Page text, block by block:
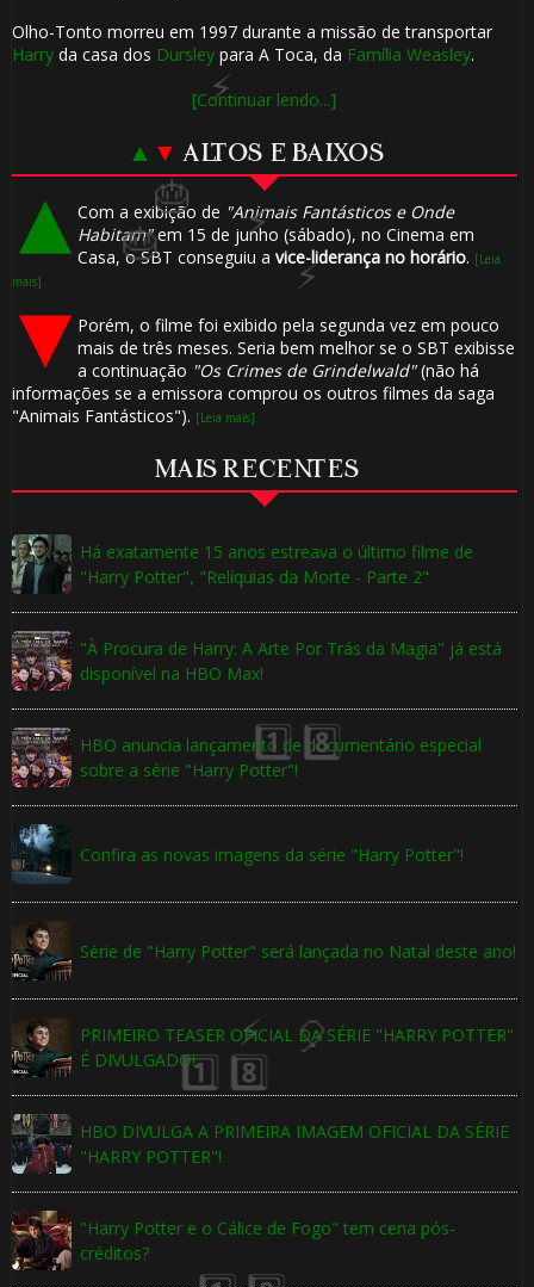
Olho-Tonto morreu em 1997 durante a missão de transportar
Harryda casa dos Dursleypara A Toca, da Família Weasley.
[Continuar lendo...]
▲ ▼ ALTOS E BAIXOS
Com a exibição de "Animais Fantásticos e Onde
Habitam"em 15 de junho (sábado), no Cinema em
Casa, o SBT conseguiu a vice-liderança no horário. [Leia
mais]
Porém, o filme foi exibido pela segunda vez em pouco
mais de três meses. Seria bem melhor se o SBT exibisse
a continuação "Os Crimes de Grindelwald"(não há
informações se a emissora comprou os outros filmes da saga
"Animais Fantásticos"). [Leia mais]
MAIS RECENTES
Há exatamente 15 anos estreava o último filme de
"Harry Potter", "Relíquias da Morte - Parte 2"
"À Procura de Harry: A Arte Por Trás da Magia" já está
disponível na HBO Max!
HBO anuncia lançamento de documentário especial
sobre a série "Harry Potter"!
Confira as novas imagens da série "Harry Potter"!
Série de "Harry Potter" será lançada no Natal deste ano!
PRIMEIRO TEASER OFICIAL DA SÉRIE "HARRY POTTER"
É DIVULGADO!
HBO DIVULGA A PRIMEIRA IMAGEM OFICIAL DA SÉRIE
"HARRY POTTER"!
"Harry Potter e o Cálice de Fogo" tem cena pós-
créditos?
🎈
1️⃣ 8️⃣
🎈